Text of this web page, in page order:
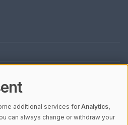
additional services forAnalytics,
can always change or withdraw your